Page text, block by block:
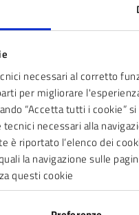
necessari al corretto
per migliorare
“Accetta tutti i cookie”
necessari alla
è riportato l’elenco dei
la navigazione sulle
questi cookie
le